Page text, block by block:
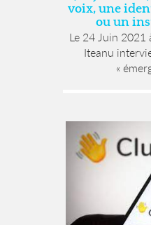
voix, une
ou un
Le 24 Juin 2021
Iteanu
«